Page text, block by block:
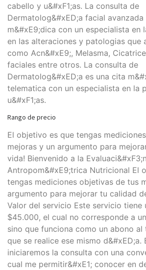
cabello y u&#xF1;as. La consulta de
Dermatolog&#xED;a facial avanzada
m&#xE9;dica con un especialista en
en las alteraciones y patologias que
como Acn&#xE9;, Melasma,
faciales entre otros. La consulta de
Dermatolog&#xED;a es una cita
telematica con un especialista en la
u&#xF1;as.
Rango de precio
El objetivo es que tengas
mejoras y un argumento para
vida! Bienvenido a la Evaluaci&#xF3;n
Antropom&#xE9;trica Nutricional El
tengas mediciones objetivas de tus
argumento para mejorar tu calidad
Valor del servicio Este servicio tiene
$45.000, el cual no corresponde a
sino que funciona como un abono
que se realice ese mismo d&#xED;a.
iniciaremos la consulta con una
cual me permitir&#xE1; conocer en